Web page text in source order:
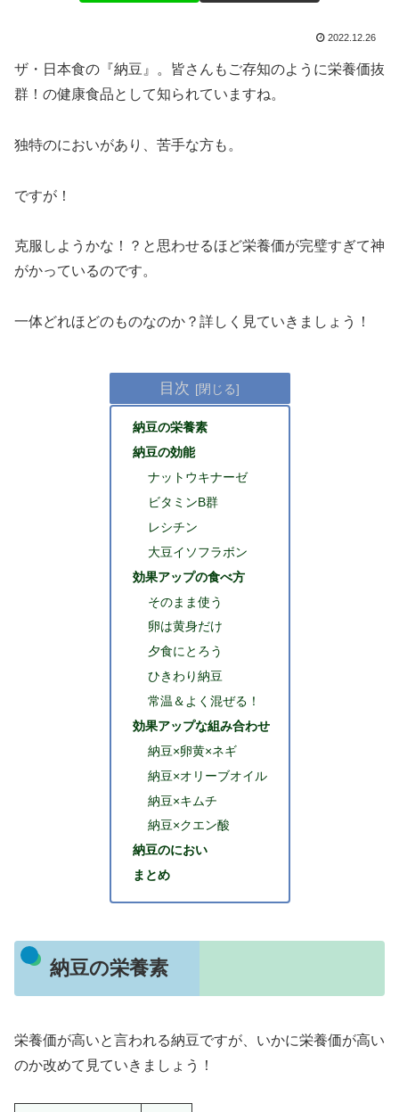
2022.12.26
ザ・日本食の『納豆』。皆さんもご存知のように栄養価抜
群！の健康食品として知られていますね。
独特のにおいがあり、苦手な方も。
ですが！
克服しようかな！？と思わせるほど栄養価が完璧すぎて神
がかっているのです。
一体どれほどのものなのか？詳しく見ていきましょう！
目次
納豆の栄養素
納豆の効能
ナットウキナーゼ
ビタミンB群
レシチン
大豆イソフラボン
効果アップの食べ方
そのまま使う
卵は黄身だけ
夕食にとろう
ひきわり納豆
常温＆よく混ぜる！
効果アップな組み合わせ
納豆×卵黄×ネギ
納豆×オリーブオイル
納豆×キムチ
納豆×クエン酸
納豆のにおい
まとめ
納豆の栄養素
栄養価が高いと言われる納豆ですが、いかに栄養価が高い
のか改めて見ていきましょう！